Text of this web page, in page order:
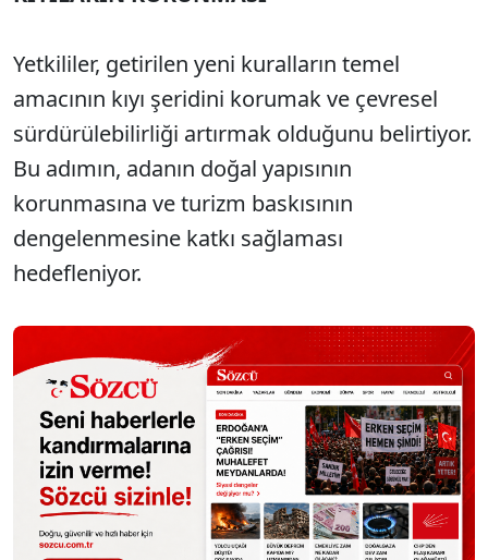
Yetkililer, getirilen yeni kuralların temel
amacının kıyı şeridini korumak ve çevresel
sürdürülebilirliği artırmak olduğunu belirtiyor.
Bu adımın, adanın doğal yapısının
korunmasına ve turizm baskısının
dengelenmesine katkı sağlaması
hedefleniyor.